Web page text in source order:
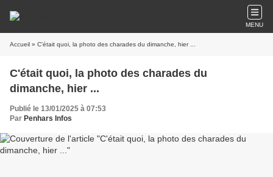
MENU
Accueil » C'était quoi, la photo des charades du dimanche, hier ...
C'était quoi, la photo des charades du
dimanche, hier ...
Publié le 13/01/2025 à 07:53
Par Penhars Infos